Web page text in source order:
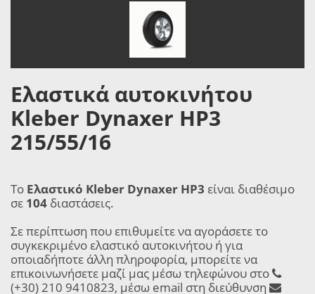
Ελαστικά αυτοκινήτου
Kleber Dynaxer HP3
215/55/16
Το Ελαστικό Kleber Dynaxer HP3 είναι διαθέσιμο
σε 104 διαστάσεις.
Σε περίπτωση που επιθυμείτε να αγοράσετε το
συγκεκριμένο ελαστικό αυτοκινήτου ή για
οποιαδήποτε άλλη πληροφορία, μπορείτε να
επικοινωνήσετε μαζί μας μέσω τηλεφώνου στο
(+30) 210 9410823, μέσω email στη διεύθυνση